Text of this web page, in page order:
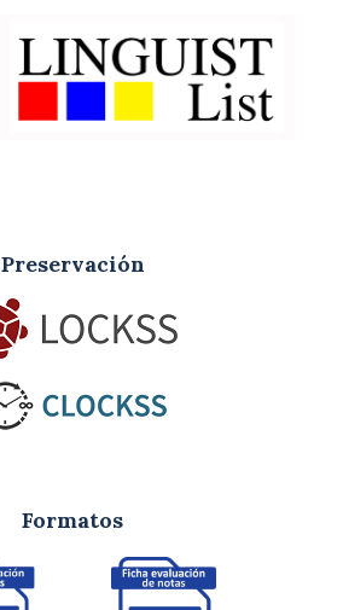
Preservación
Formatos